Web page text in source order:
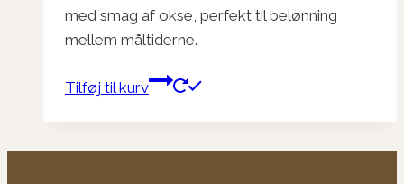
med smag af okse, perfekt til belønning
mellem måltiderne.
Tilføj til kurv